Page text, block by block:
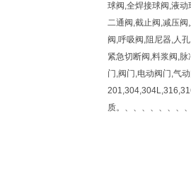
球阀,全焊接球阀,液
二通阀,截止阀,减压
阀,呼吸阀,阻尼器,人
紧急切断阀,料浆阀,
门,阀门,电动阀门,气
质。、、、、、、、